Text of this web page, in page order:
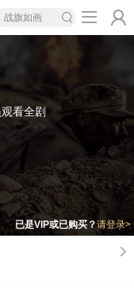
战旗如画
看全剧
已是VIP或已购买？请登录>